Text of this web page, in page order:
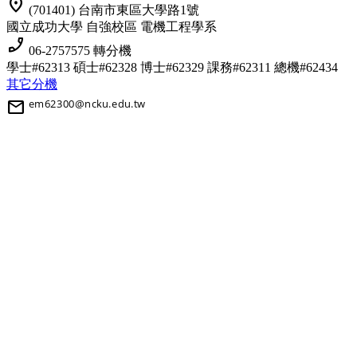
location_on (701401) 台南市東區大學路1號
國立成功大學 自強校區 電機工程學系
phone_enabled 06-2757575 轉分機
學士#62313 碩士#62328 博士#62329 課務#62311 總機#62434
其它分機
mail